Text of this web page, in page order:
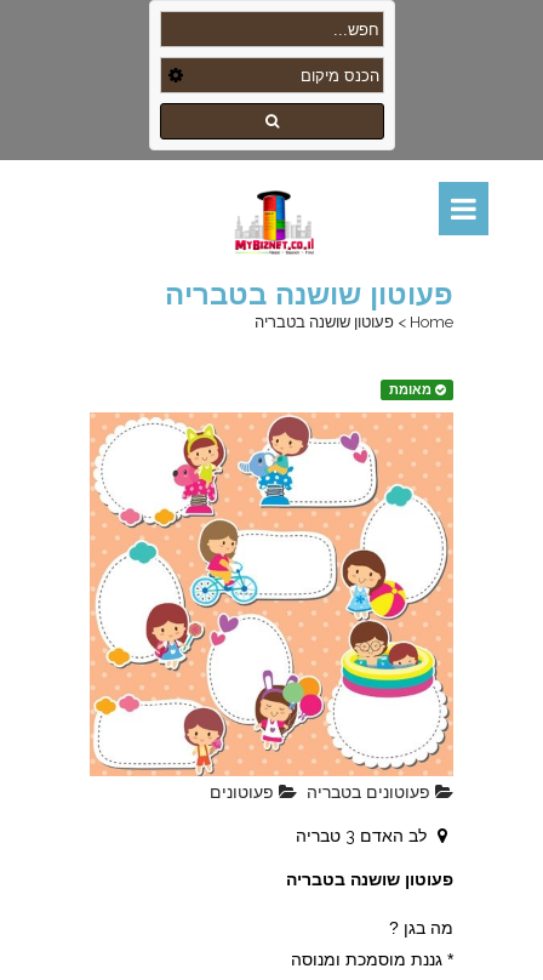
פעוטון שושנה בטבריה
Home
> פעוטון שושנה בטבריה
מאומת
פעוטונים בטבריה פעוטונים
לב האדם 3 טבריה
פעוטון שושנה בטבריה
מה בגן ?
* גננת מוסמכת ומנוסה